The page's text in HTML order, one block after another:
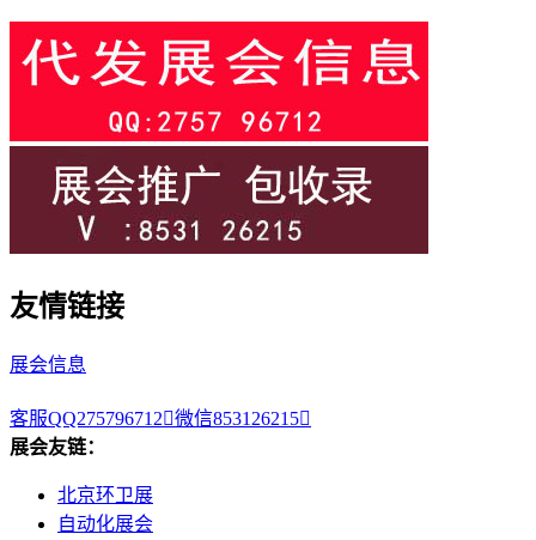
友情链接
展会信息
客服QQ275796712微信853126215
展会友链：
北京环卫展
自动化展会